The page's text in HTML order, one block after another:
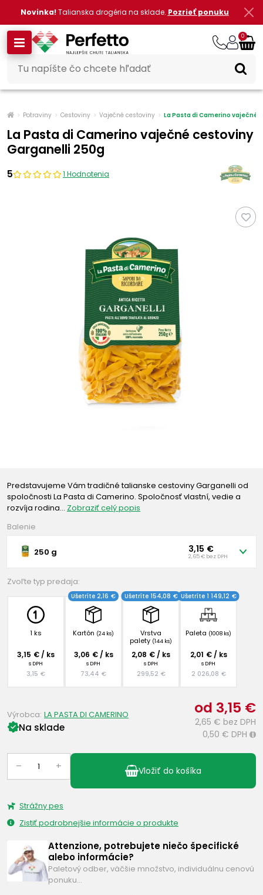
Novinka! Talianska drogéria na sklade. Pozrieť ponuku
0
Potraviny Cestoviny Vaječné cestoviny La Pasta di Camerino vaječné
La Pasta di Camerino vaječné cestoviny
Garganelli 250g
5 1 Hodnotenia
Predstavujeme Vám tradičné talianske cestoviny Garganelli od
spoločnosti La Pasta di Camerino. Spoločnosť vlastní, vedie a
rozvíja rodina… Zobraziť celý popis
Balenie
250 g 3,15 €
2,65 € bez DPH
Zvoľte typ predaja:
1 ks
3,15 € / ks
s DPH
3,15 €
Kartón (24 ks)
Ušetríte 2,16 €
3,06 € / ks
s DPH
73,44 €
Vrstva
palety (144 ks)
Ušetríte 154,08 €
2,08 € / ks
s DPH
299,52 €
Paleta (1008 ks)
Ušetríte 1 149,12 €
2,01 € / ks
s DPH
2 026,08 €
od 3,15 €
2,65 € bez DPH
0,50 € DPH i
Na sklade
Výrobca: LA PASTA DI CAMERINO
– + Vložiť do košíka
Strážny pes
Zistiť podrobnejšie informácie o produkte
Attenzione, potrebujete niečo špecifické
alebo informácie?
Paletový odber, väčšie množstvo, individuálnu cenovú
ponuku…